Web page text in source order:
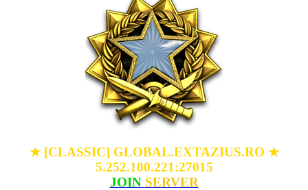
★[CLASSIC] GLOBAL.EXTAZIUS.RO ★
5.252.100.221:27015
JOIN SERVER